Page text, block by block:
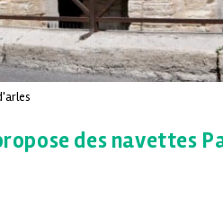
des navettes